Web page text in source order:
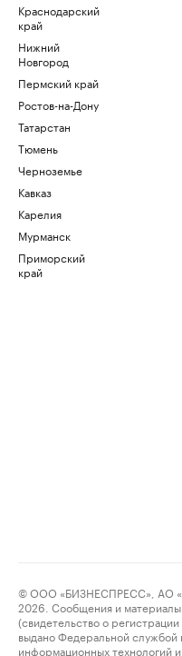
Краснодарский
край
Нижний
Новгород
Пермский край
Ростов-на-Дону
Татарстан
Тюмень
Черноземье
Кавказ
Карелия
Мурманск
Приморский
край
© ООО «БИЗНЕСПРЕСС», АО
2026. Сообщения и материалы
(свидетельство о
выдано Федеральной службой
информационных технологий